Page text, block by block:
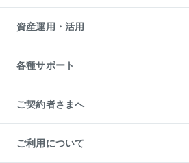
収益物件
ビル購入（ビル一棟）
投資用不動産の売却査定
事業用不動産の売却査定
暮らしに役立つ不動産メディア
不動産相場・不動産価格情報
不動産コラム・ニュース
不動産用語集
不動産なんでもネット相談室
住まいの税金
一棟リノベーションマンション
L`GENTE（ルジェンテ）
区分リノベーションマンション
投資用一棟レジデンスWELL
不動産小口投資
LEGACIA（レガシア）
資産運用・活用
不動産M&A
アセットマネジメント・出資
各種サポート
相続サポート
リフォームサポート
ご契約者さまへ
ご紹介・再契約特典
入居者様専用-各種ご案内（賃貸）
ご利用について